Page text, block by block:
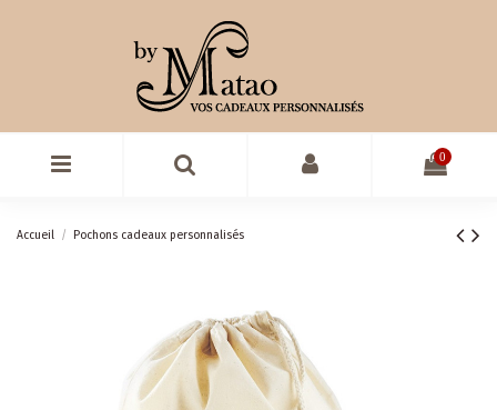
0
Accueil Pochons cadeaux personnalisés